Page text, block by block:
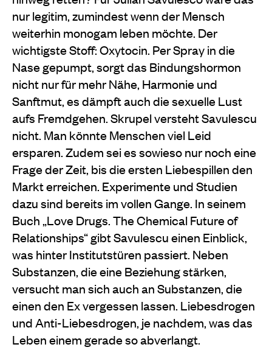
nur legitim, zumindest wenn der Mensch
weiterhin monogam leben möchte. Der
wichtigste Stoff: Oxytocin. Per Spray in die
Nase gepumpt, sorgt das Bindungshormon
nicht nur für mehr Nähe, Harmonie und
Sanftmut, es dämpft auch die sexuelle Lust
aufs Fremdgehen. Skrupel versteht Savulescu
nicht. Man könnte Menschen viel Leid
ersparen. Zudem sei es sowieso nur noch eine
Frage der Zeit, bis die ersten Liebespillen den
Markt erreichen. Experimente und Studien
dazu sind bereits im vollen Gange. In seinem
Buch „Love Drugs. The Chemical Future of
Relationships“ gibt Savulescu einen Einblick,
was hinter Institutstüren passiert. Neben
Substanzen, die eine Beziehung stärken,
versucht man sich auch an Substanzen, die
einen den Ex vergessen lassen. Liebesdrogen
und Anti-Liebesdrogen, je nachdem, was das
Leben einem gerade so abverlangt.